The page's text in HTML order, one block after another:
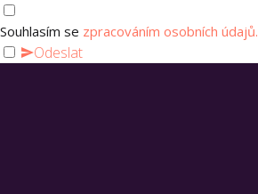
Souhlasím se zpracováním osobních údajů.
Odeslat